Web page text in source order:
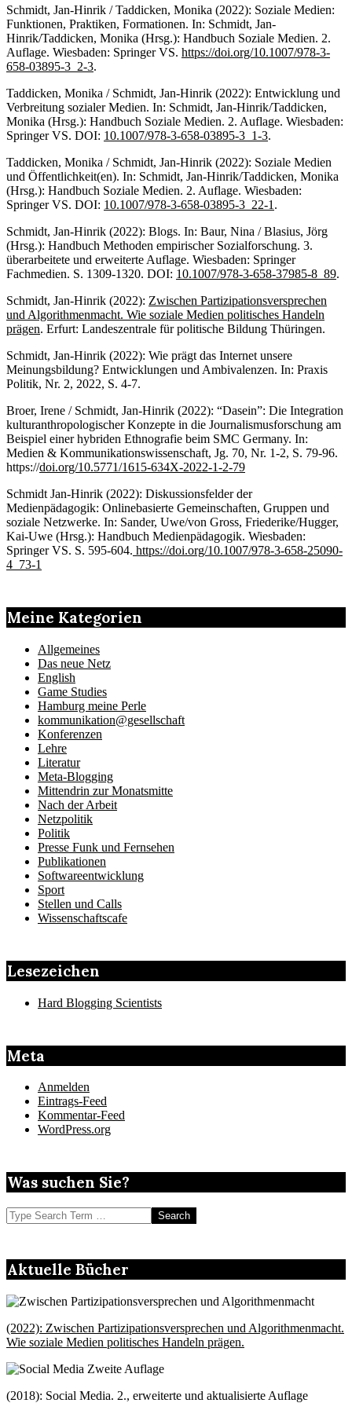
Schmidt, Jan-Hinrik / Taddicken, Monika (2022): Soziale Medien:
Funktionen, Praktiken, Formationen. In: Schmidt, Jan-
Hinrik/Taddicken, Monika (Hrsg.): Handbuch Soziale Medien. 2.
Auflage. Wiesbaden: Springer VS. https://doi.org/10.1007/978-3-
658-03895-3_2-3.
Taddicken, Monika / Schmidt, Jan-Hinrik (2022): Entwicklung und
Verbreitung sozialer Medien. In: Schmidt, Jan-Hinrik/Taddicken,
Monika (Hrsg.): Handbuch Soziale Medien. 2. Auflage. Wiesbaden:
Springer VS. DOI: 10.1007/978-3-658-03895-3_1-3.
Taddicken, Monika / Schmidt, Jan-Hinrik (2022): Soziale Medien
und Öffentlichkeit(en). In: Schmidt, Jan-Hinrik/Taddicken, Monika
(Hrsg.): Handbuch Soziale Medien. 2. Auflage. Wiesbaden:
Springer VS. DOI: 10.1007/978-3-658-03895-3_22-1 .
Schmidt, Jan-Hinrik (2022): Blogs. In: Baur, Nina / Blasius, Jörg
(Hrsg.): Handbuch Methoden empirischer Sozialforschung. 3.
überarbeitete und erweiterte Auflage. Wiesbaden: Springer
Fachmedien. S. 1309-1320. DOI: 10.1007/978-3-658-37985-8_89.
Schmidt, Jan-Hinrik (2022): Zwischen Partizipationsversprechen
und Algorithmenmacht. Wie soziale Medien politisches Handeln
prägen. Erfurt: Landeszentrale für politische Bildung Thüringen.
Schmidt, Jan-Hinrik (2022): Wie prägt das Internet unsere
Meinungsbildung? Entwicklungen und Ambivalenzen. In: Praxis
Politik, Nr. 2, 2022, S. 4-7.
Broer, Irene / Schmidt, Jan-Hinrik (2022): “Dasein”: Die Integration
kulturanthropologischer Konzepte in die Journalismusforschung am
Beispiel einer hybriden Ethnografie beim SMC Germany. In:
Medien & Kommunikationswissenschaft, Jg. 70, Nr. 1-2, S. 79-96.
https://doi.org/10.5771/1615-634X-2022-1-2-79
Schmidt Jan-Hinrik (2022): Diskussionsfelder der
Medienpädagogik: Onlinebasierte Gemeinschaften, Gruppen und
soziale Netzwerke. In: Sander, Uwe/von Gross, Friederike/Hugger,
Kai-Uwe (Hrsg.): Handbuch Medienpädagogik. Wiesbaden:
Springer VS. S. 595-604. https://doi.org/10.1007/978-3-658-25090-
4_73-1
Meine Kategorien
Allgemeines
Das neue Netz
English
Game Studies
Hamburg meine Perle
kommunikation@gesellschaft
Konferenzen
Lehre
Literatur
Meta-Blogging
Mittendrin zur Monatsmitte
Nach der Arbeit
Netzpolitik
Politik
Presse Funk und Fernsehen
Publikationen
Softwareentwicklung
Sport
Stellen und Calls
Wissenschaftscafe
Lesezeichen
Hard Blogging Scientists
Meta
Anmelden
Eintrags-Feed
Kommentar-Feed
WordPress.org
Was suchen Sie?
Search
Aktuelle Bücher
(2022): Zwischen Partizipationsversprechen und Algorithmenmacht.
Wie soziale Medien politisches Handeln prägen.
(2018): Social Media. 2., erweiterte und aktualisierte Auflage